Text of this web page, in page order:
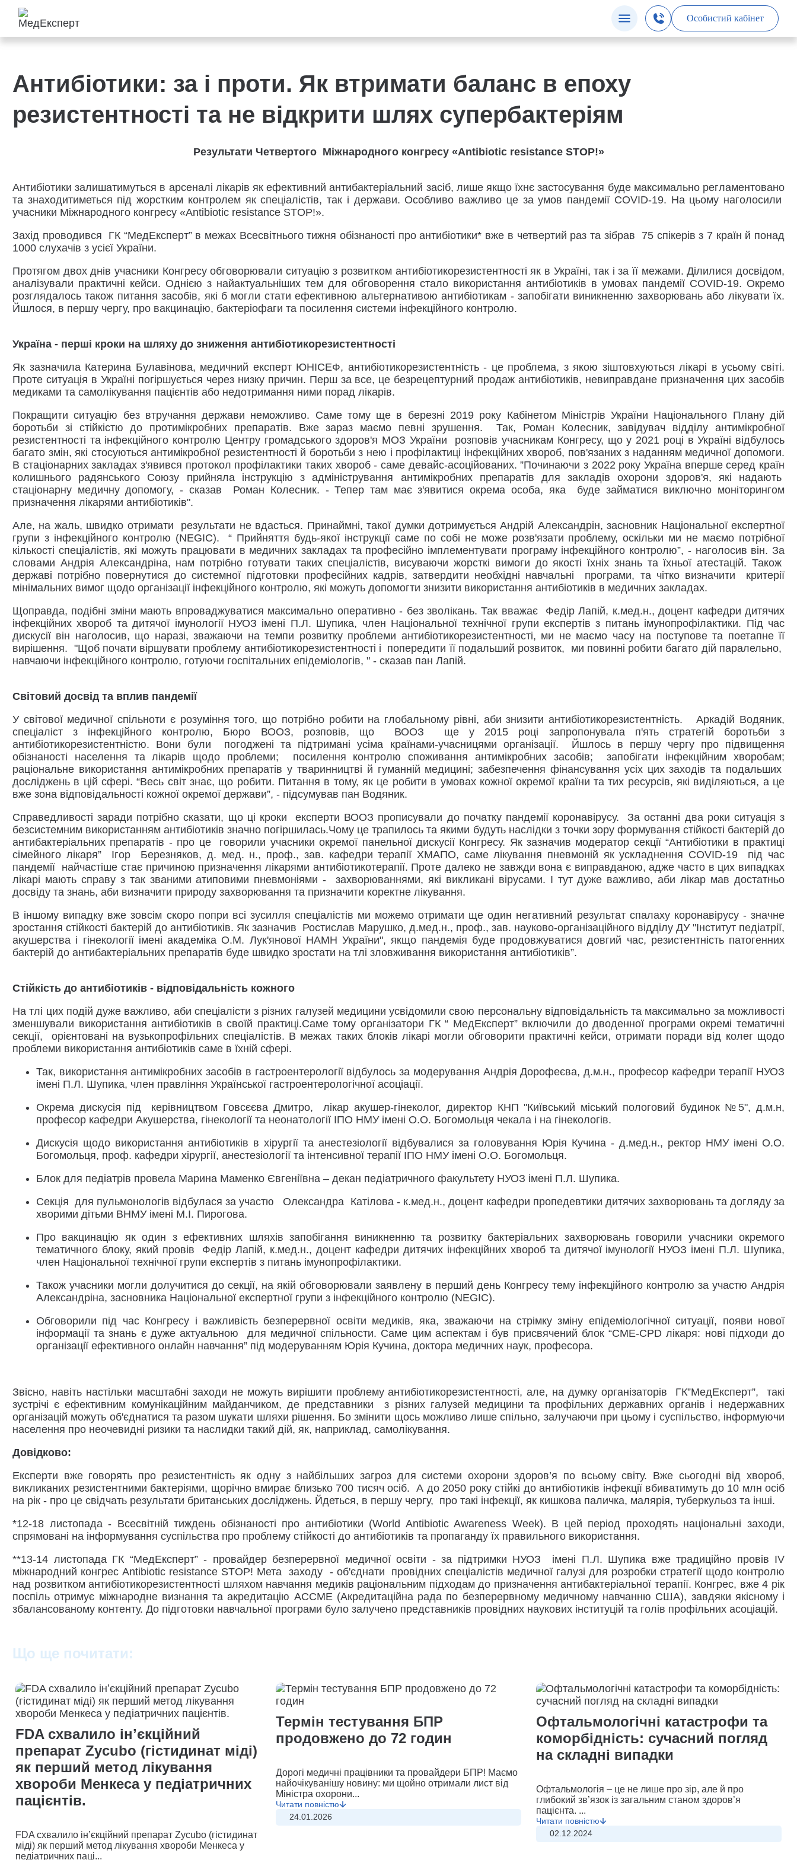
Особистий кабінет
Антибіотики: за і проти. Як втримати баланс в епоху
резистентності та не відкрити шлях супербактеріям
Результати Четвертого Міжнародного конгресу «Antibiotic resistance STOP!»
Антибіотики залишатимуться в арсеналі лікарів як ефективний антибактеріальний засіб, лише якщо їхнє застосування буде максимально регламентовано
та знаходитиметься під жорстким контролем як спеціалістів, так і держави. Особливо важливо це за умов пандемії COVID-19. На цьому наголосили
учасники Міжнародного конгресу «Antibiotic resistance STOP!».
Захід проводився ГК “МедЕксперт” в межах Всесвітнього тижня обізнаності про антибіотики* вже в четвертий раз та зібрав 75 спікерів з 7 країн й понад
1000 слухачів з усієї України.
Протягом двох днів учасники Конгресу обговорювали ситуацію з розвитком антибіотикорезистентності як в Україні, так і за її межами. Ділилися досвідом,
аналізували практичні кейси. Однією з найактуальніших тем для обговорення стало використання антибіотиків в умовах пандемії COVID-19. Окремо
розглядалось також питання засобів, які б могли стати ефективною альтернативою антибіотикам - запобігати виникненню захворювань або лікувати їх.
Йшлося, в першу чергу, про вакцинацію, бактеріофаги та посилення системи інфекційного контролю.
Україна - перші кроки на шляху до зниження антибіотикорезистентності
Як зазначила Катерина Булавінова, медичний експерт ЮНІСЕФ, антибіотикорезистентність - це проблема, з якою зіштовхуються лікарі в усьому світі.
Проте ситуація в Україні погіршується через низку причин. Перш за все, це безрецептурний продаж антибіотиків, невиправдане призначення цих засобів
медиками та самолікування пацієнтів або недотримання ними порад лікарів.
Покращити ситуацію без втручання держави неможливо. Саме тому ще в березні 2019 року Кабінетом Міністрів України Національного Плану дій
боротьби зі стійкістю до протимікробних препаратів. Вже зараз маємо певні зрушення. Так, Роман Колесник, завідувач відділу антимікробної
резистентності та інфекційного контролю Центру громадського здоров'я МОЗ України розповів учасникам Конгресу, що у 2021 році в Україні відбулось
багато змін, які стосуються антимікробної резистентності й боротьби з нею і профілактиці інфекційних хвороб, пов'язаних з наданням медичної допомоги.
В стаціонарних закладах з'явився протокол профілактики таких хвороб - саме девайс-асоційованих. ”Починаючи з 2022 року Україна вперше серед країн
колишнього радянського Союзу прийняла інструкцію з адміністрування антимікробних препаратів для закладів охорони здоров'я, які надають
стаціонарну медичну допомогу, - сказав Роман Колесник. - Тепер там має з'явитися окрема особа, яка буде займатися виключно моніторингом
призначення лікарями антибіотиків".
Але, на жаль, швидко отримати результати не вдасться. Принаймні, такої думки дотримується Андрій Александрін, засновник Національної експертної
групи з інфекційного контролю (NEGIC). “ Прийняття будь-якої інструкції саме по собі не може розв'язати проблему, оскільки ми не маємо потрібної
кількості спеціалістів, які можуть працювати в медичних закладах та професійно імплементувати програму інфекційного контролю”, - наголосив він. За
словами Андрія Александріна, нам потрібно готувати таких спеціалістів, висуваючи жорсткі вимоги до якості їхніх знань та їхньої атестацій. Також
державі потрібно повернутися до системної підготовки професійних кадрів, затвердити необхідні навчальні програми, та чітко визначити критерії
мінімальних вимог щодо організації інфекційного контролю, які можуть допомогти знизити використання антибіотиків в медичних закладах.
Щоправда, подібні зміни мають впроваджуватися максимально оперативно - без зволікань. Так вважає Федір Лапій, к.мед.н., доцент кафедри дитячих
інфекційних хвороб та дитячої імунології НУОЗ імені П.Л. Шупика, член Національної технічної групи експертів з питань імунопрофілактики. Під час
дискусії він наголосив, що наразі, зважаючи на темпи розвитку проблеми антибіотикорезистентності, ми не маємо часу на поступове та поетапне її
вирішення. "Щоб почати віршувати проблему антибіотикорезистентності і попередити її подальший розвиток, ми повинні робити багато дій паралельно,
навчаючи інфекційного контролю, готуючи госпітальних епідеміологів, " - сказав пан Лапій.
Світовий досвід та вплив пандемії
У світової медичної спільноти є розуміння того, що потрібно робити на глобальному рівні, аби знизити антибіотикорезистентність. Аркадій Водяник,
спеціаліст з інфекційного контролю, Бюро ВООЗ, розповів, що ВООЗ ще у 2015 році запропонувала п'ять стратегій боротьби з
антибіотикорезистентністю. Вони були погоджені та підтримані усіма країнами-учасницями організації. Йшлось в першу чергу про підвищення
обізнаності населення та лікарів щодо проблеми; посилення контролю споживання антимікробних засобів; запобігати інфекційним хворобам;
раціональне використання антимікробних препаратів у тваринництві й гуманній медицині; забезпечення фінансування усіх цих заходів та подальших
досліджень в цій сфері. “Весь світ знає, що робити. Питання в тому, як це робити в умовах кожної окремої країни та тих ресурсів, які виділяються, а це
вже зона відповідальності кожної окремої держави”, - підсумував пан Водяник.
Справедливості заради потрібно сказати, що ці кроки експерти ВООЗ прописували до початку пандемії коронавірусу. За останні два роки ситуація з
безсистемним використанням антибіотиків значно погіршилась.Чому це трапилось та якими будуть наслідки з точки зору формування стійкості бактерій до
антибактеріальних препаратів - про це говорили учасники окремої панельної дискусії Конгресу. Як зазначив модератор секції “Антибіотики в практиці
сімейного лікаря” Ігор Березняков, д. мед. н., проф., зав. кафедри терапії ХМАПО, саме лікування пневмоній як ускладнення COVID-19 під час
пандемії найчастіше стає причиною призначення лікарями антибіотикотерапії. Проте далеко не завжди вона є виправданою, адже часто в цих випадках
лікарі мають справу з так званими атиповими пневмоніями - захворюваннями, які викликані вірусами. І тут дуже важливо, аби лікар мав достатньо
досвіду та знань, аби визначити природу захворювання та призначити коректне лікування.
В іншому випадку вже зовсім скоро попри всі зусилля спеціалістів ми можемо отримати ще один негативний результат спалаху коронавірусу - значне
зростання стійкості бактерій до антибіотиків. Як зазначив Ростислав Марушко, д.мед.н., проф., зав. науково-організаційного відділу ДУ "Інститут педіатрії,
акушерства і гінекології імені академіка О.М. Лук'янової НАМН України", якщо пандемія буде продовжуватися довгий час, резистентність патогенних
бактерій до антибактеріальних препаратів буде швидко зростати на тлі зловживання використання антибіотиків”.
Стійкість до антибіотиків - відповідальність кожного
На тлі цих подій дуже важливо, аби спеціалісти з різних галузей медицини усвідомили свою персональну відповідальність та максимально за можливості
зменшували використання антибіотиків в своїй практиці.Саме тому організатори ГК “ МедЕксперт” включили до дводенної програми окремі тематичні
секції, орієнтовані на вузькопрофільних спеціалістів. В межах таких блоків лікарі могли обговорити практичні кейси, отримати поради від колег щодо
проблеми використання антибіотиків саме в їхній сфері.
Так, використання антимікробних засобів в гастроентерології відбулось за модерування Андрія Дорофеєва, д.м.н., професор кафедри терапії НУОЗ
імені П.Л. Шупика, член правління Української гастроентерологічної асоціації.
Окрема дискусія під керівництвом Говсєєва Дмитро, лікар акушер-гінеколог, директор КНП "Київський міський пологовий будинок №5", д.м.н,
професор кафедри Акушерства, гінекології та неонатології ІПО НМУ імені О.О. Богомольця чекала і на гінекологів.
Дискусія щодо використання антибіотиків в хірургії та анестезіології відбувалися за головування Юрія Кучина - д.мед.н., ректор НМУ імені О.О.
Богомольця, проф. кафедри хірургії, анестезіології та інтенсивної терапії ІПО НМУ імені О.О. Богомольця.
Блок для педіатрів провела Марина Маменко Євгеніївна – декан педіатричного факультету НУОЗ імені П.Л. Шупика.
Секція для пульмонологів відбулася за участю Олександра Катілова - к.мед.н., доцент кафедри пропедевтики дитячих захворювань та догляду за
хворими дітьми ВНМУ імені М.І. Пирогова.
Про вакцинацію як один з ефективних шляхів запобігання виникненню та розвитку бактеріальних захворювань говорили учасники окремого
тематичного блоку, який провів Федір Лапій, к.мед.н., доцент кафедри дитячих інфекційних хвороб та дитячої імунології НУОЗ імені П.Л. Шупика,
член Національної технічної групи експертів з питань імунопрофілактики.
Також учасники могли долучитися до секції, на якій обговорювали заявлену в перший день Конгресу тему інфекційного контролю за участю Андрія
Александріна, засновника Національної експертної групи з інфекційного контролю (NEGIC).
Обговорили під час Конгресу і важливість безперервної освіти медиків, яка, зважаючи на стрімку зміну епідеміологічної ситуації, появи нової
інформації та знань є дуже актуальною для медичної спільности. Саме цим аспектам і був присвячений блок “CME-CPD лікаря: нові підходи до
організації ефективного онлайн навчання” під модеруванням Юрія Кучина, доктора медичних наук, професора.
Звісно, навіть настільки масштабні заходи не можуть вирішити проблему антибіотикорезистентності, але, на думку організаторів ГК”МедЕксперт”, такі
зустрічі є ефективним комунікаційним майданчиком, де представники з різних галузей медицини та профільних державних органів і недержавних
організацій можуть об'єднатися та разом шукати шляхи рішення. Бо змінити щось можливо лише спільно, залучаючи при цьому і суспільство, інформуючи
населення про неочевидні ризики та наслидки такий дій, як, наприклад, самолікування.
Довідково:
Експерти вже говорять про резистентність як одну з найбільших загроз для системи охорони здоров’я по всьому світу. Вже сьогодні від хвороб,
викликаних резистентними бактеріями, щорічно вмирає близько 700 тисяч осіб. А до 2050 року стійкі до антибіотиків інфекції вбиватимуть до 10 млн осіб
на рік - про це свідчать результати британських досліджень. Йдеться, в першу чергу, про такі інфекції, як кишкова паличка, малярія, туберкульоз та інші.
*12-18 листопада - Всесвітній тиждень обізнаності про антибіотики (World Antibiotic Awareness Week). В цей період проходять національні заходи,
спрямовані на інформування суспільства про проблему стійкості до антибіотиків та пропаганду їх правильного використання.
**13-14 листопада ГК “МедЕксперт” - провайдер безперервної медичної освіти - за підтримки НУОЗ імені П.Л. Шупика вже традиційно провів IV
міжнародний конгрес Antibiotic resistance STOP! Мета заходу - об'єднати провідних спеціалістів медичної галузі для розробки стратегії щодо контролю
над розвитком антибіотикорезистентності шляхом навчання медиків раціональним підходам до призначення антибактеріальної терапії. Конгрес, вже 4 рік
поспіль отримує міжнародне визнання та акредитацію ACCME (Акредитаційна рада по безперервному медичному навчанню США), завдяки якісному і
збалансованому контенту. До підготовки навчальної програми було залучено представників провідних наукових інституцій та голів профільних асоціацій.
Що ще почитати:
FDA схвалило інʼєкційний
препарат Zycubo (гістидинат міді)
як перший метод лікування
хвороби Менкеса у педіатричних
пацієнтів.
FDA схвалило інʼєкційний препарат Zycubo (гістидинат
міді) як перший метод лікування хвороби Менкеса у
педіатричних паці...
Термін тестування БПР
продовжено до 72 годин
Дорогі медичні працівники та провайдери БПР! Маємо
найочікуванішу новину: ми щойно отримали лист від
Міністра охорони...
Читати повністю
24.01.2026
Офтальмологічні катастрофи та
коморбідність: сучасний погляд
на складні випадки
Офтальмологія – це не лише про зір, але й про
глибокий зв’язок із загальним станом здоров’я
пацієнта. ...
Читати повністю
02.12.2024